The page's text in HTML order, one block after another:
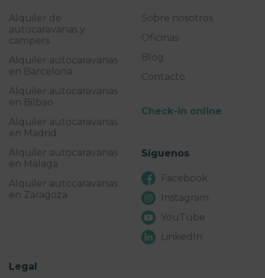
Alquiler de
autocaravanas y
campers
Alquiler autocaravanas
en Barcelona
Alquiler autocaravanas
en Bilbao
Alquiler autocaravanas
en Madrid
Alquiler autocaravanas
en Málaga
Alquiler autocaravanas
en Zaragoza
Sobre nosotros
Oficinas
Blog
Contacto
Check-in online
Síguenos
Facebook
Instagram
YouTube
LinkedIn
Legal